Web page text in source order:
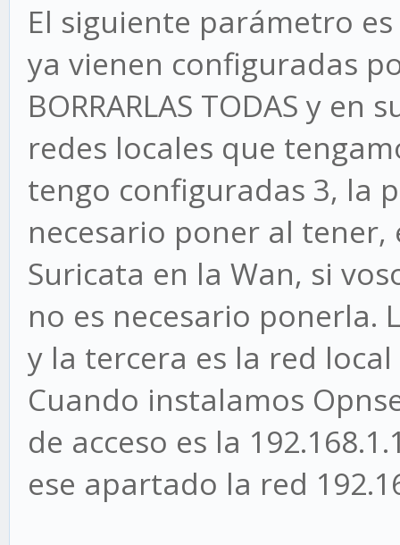
El siguiente parámetro
ya vienen configuradas
BORRARLAS TODAS y
redes locales que
tengo configuradas 3, la
necesario poner al
Suricata en la Wan, si
no es necesario ponerla.
y la tercera es la red
Cuando instalamos
de acceso es la
ese apartado la red